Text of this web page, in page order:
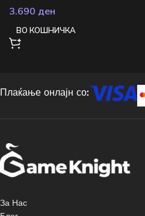
3.690 ден
ВО КОШНИЧКА
Плаќање онлајн со:
За Нас